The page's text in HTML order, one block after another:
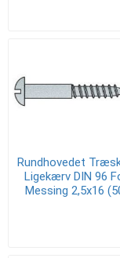
Rundhovedet
Ligekærv DIN 96
Messing 2,5x16